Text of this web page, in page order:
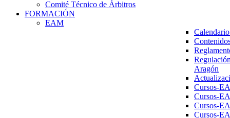
Comité Técnico de Árbitros
FORMACIÓN
EAM
Aragón
Cursos-
Cursos-
Cursos-
Cursos-